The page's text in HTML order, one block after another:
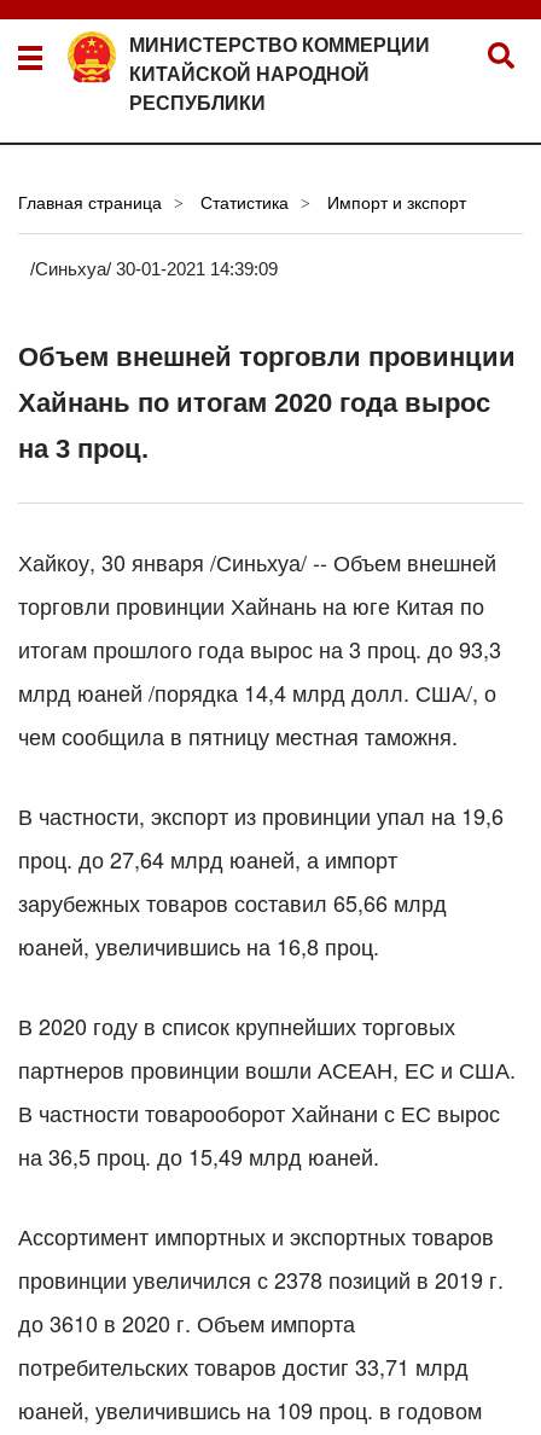
МИНИСТЕРСТВО КОММЕРЦИИ
КИТАЙСКОЙ НАРОДНОЙ
РЕСПУБЛИКИ
Главная страница > Статистика > Импорт и зкспорт
/Синьхуа/ 30-01-2021 14:39:09
Объем внешней торговли провинции
Хайнань по итогам 2020 года вырос
на 3 проц.
Хайкоу, 30 января /Синьхуа/ -- Объем внешней
торговли провинции Хайнань на юге Китая по
итогам прошлого года вырос на 3 проц. до 93,3
млрд юаней /порядка 14,4 млрд долл. США/, о
чем сообщила в пятницу местная таможня.
В частности, экспорт из провинции упал на 19,6
проц. до 27,64 млрд юаней, а импорт
зарубежных товаров составил 65,66 млрд
юаней, увеличившись на 16,8 проц.
В 2020 году в список крупнейших торговых
партнеров провинции вошли АСЕАН, ЕС и США.
В частности товарооборот Хайнани с ЕС вырос
на 36,5 проц. до 15,49 млрд юаней.
Ассортимент импортных и экспортных товаров
провинции увеличился с 2378 позиций в 2019 г.
до 3610 в 2020 г. Объем импорта
потребительских товаров достиг 33,71 млрд
юаней, увеличившись на 109 проц. в годовом